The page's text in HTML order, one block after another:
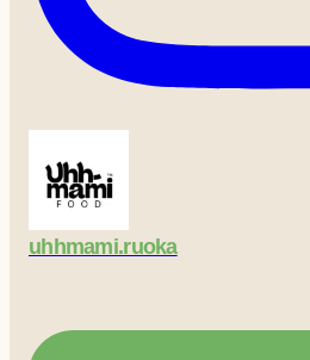
uhhmami.ruoka